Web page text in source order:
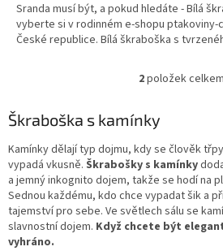
Sranda musí být, a pokud hledáte - Bílá
vyberte si v rodinném e-shopu ptakoviny-
České republice. Bílá škraboška s
O
d
a
c
í
p
r
2položek celkem
Škraboška s kamínky
Kamínky dělají typ dojmu, kdy se člověk
vypadá vkusně. Škrabošky s kamínky
a jemný inkognito dojem, takže se hodí na
Sednou každému, kdo chce vypadat šik a
tajemství pro sebe. Ve světlech sálu se
slavnostní dojem. Když chcete být
vyhráno.